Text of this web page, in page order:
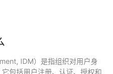
IDM）是指组织对用户身
包括用户注册、认证、授权和